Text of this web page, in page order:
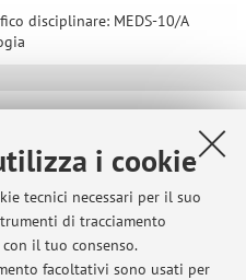
i cookie
tecnici necessari per il suo
di tracciamento
il tuo consenso.
facoltativi sono usati per
disciplinare: MEDS-10/A
della FISMAD
di Endoscopia Digestiva
SIED per il tratto
nazionale della